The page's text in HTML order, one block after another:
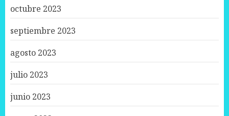
octubre 2023
septiembre 2023
agosto 2023
julio 2023
junio 2023